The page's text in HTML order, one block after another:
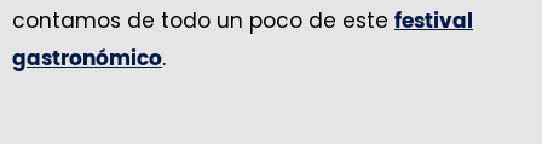
contamos de todo un poco de este festival
gastronómico.